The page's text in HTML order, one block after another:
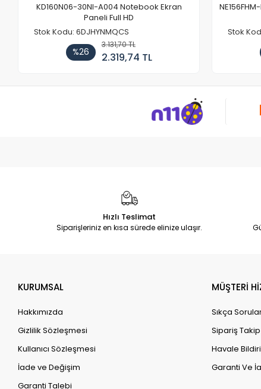
KD160N06-30NI-A004 Notebook Ekran
Paneli Full HD
Stok Kodu: 6DJHYNMQCS
%26
3.131,70 TL
2.319,74 TL
Stok
Hızlı Teslimat
Siparişleriniz en kısa sürede elinize ulaşır.
KURUMSAL
Hakkımızda
Gizlilik Sözleşmesi
Kullanıcı Sözleşmesi
İade ve Değişim
Garanti Talebi
MÜŞTERİ
Sıkça
Sipariş Takip
Havale
Garanti Ve